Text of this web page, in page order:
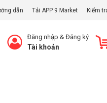
dẫn Tải APP 9 Market Kiểm
Đăng nhập & Đăng ký
Tài khoản